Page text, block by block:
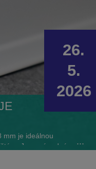
26.
5.
2026
mm je ideálnou
Je nenápadná,
...